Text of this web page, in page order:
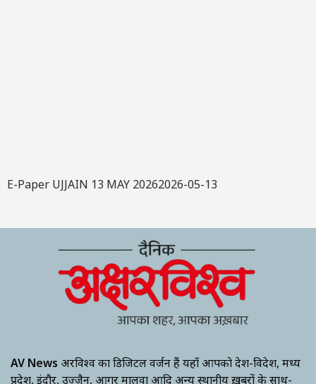
E-Paper UJJAIN 13 MAY 20262026-05-13
AV News अक्षरविश्व का डिजिटल वर्जन हैं यहाँ आपको देश-विदेश, मध्य
प्रदेश, इंदौर, उज्जैन, आगर मालवा आदि अन्य स्थानीय ख़बरों के साथ-